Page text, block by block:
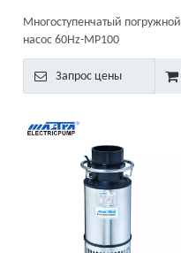
Многоступенчатый погружной
насос 60Hz-MP100
Запрос цены